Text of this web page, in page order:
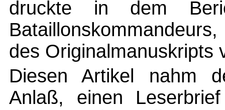
druckte in dem
des Originalmanuskripts
Diesen Artikel nahm
Anlaß, einen